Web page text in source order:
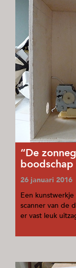
“De
26 januari
Een
scanner van de
er vast leuk